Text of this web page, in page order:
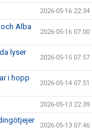
2026-05-16 22:34
Alba
2026-05-16 07:00
lyser
2026-05-15 07:57
i hopp
2026-05-14 07:51
2026-05-13 22:39
2026-05-13 07:46